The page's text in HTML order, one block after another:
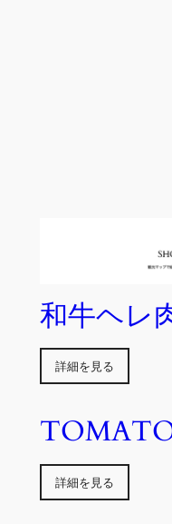
和牛ヘレ
詳細を見る
詳細を見る